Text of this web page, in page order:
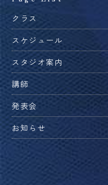
クラス
スケジュール
スタジオ案内
講師
発表会
お知らせ